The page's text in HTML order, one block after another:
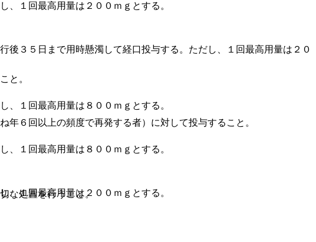
と。
６回以上の頻度で再発する者）に対して投与すること。
な処置を行うこと。
、１回最高用量は２００ｍｇとする。
３５日まで用時懸濁して経口投与する。ただし、１回最高用量は２０
、１回最高用量は８００ｍｇとする。
、１回最高用量は８００ｍｇとする。
、１回最高用量は２００ｍｇとする。